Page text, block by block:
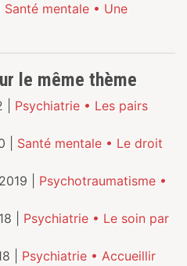
Santé mentale • Une
le même thème
| Psychiatrie • Les pairs
| Santé mentale • Le droit
| Psychotraumatisme •
| Psychiatrie • Le soin par
| Psychiatrie • Accueillir